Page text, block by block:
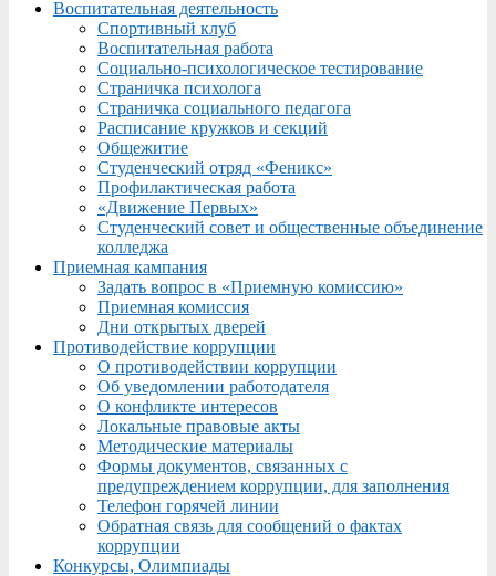
Воспитательная деятельность
Спортивный клуб
Воспитательная работа
Социально-психологическое тестирование
Страничка психолога
Страничка социального педагога
Расписание кружков и секций
Общежитие
Студенческий отряд «Феникс»
Профилактическая работа
«Движение Первых»
Студенческий совет и общественные объединение
колледжа
Приемная кампания
Задать вопрос в «Приемную комиссию»
Приемная комиссия
Дни открытых дверей
Противодействие коррупции
О противодействии коррупции
Об уведомлении работодателя
О конфликте интересов
Локальные правовые акты
Методические материалы
Формы документов, связанных с
предупреждением коррупции, для заполнения
Телефон горячей линии
Обратная связь для сообщений о фактах
коррупции
Конкурсы, Олимпиады